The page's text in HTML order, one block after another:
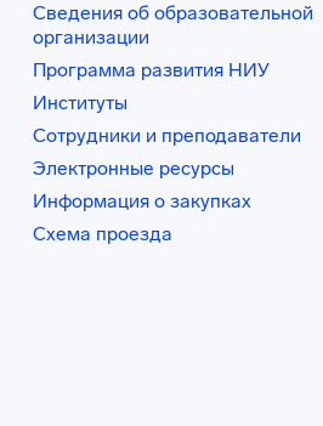
Сведения об образовательной
организации
Программа развития НИУ
Институты
Сотрудники и преподаватели
Электронные ресурсы
Информация о закупках
Схема проезда